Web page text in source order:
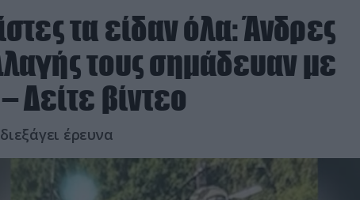
τα είδαν όλα: Άνδρες
τους σημάδευαν με
Δείτε βίντεο
έρευνα